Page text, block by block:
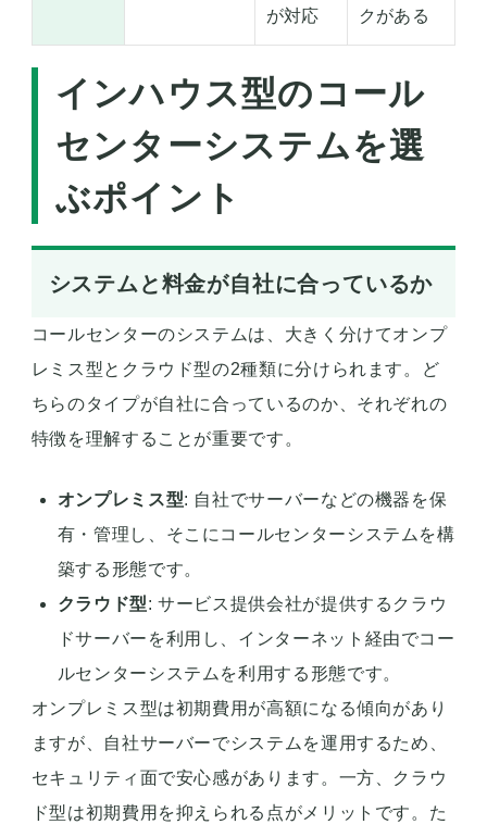
が対応 クがある
インハウス型のコール
センターシステムを選
ぶポイント
システムと料金が自社に合っているか
コールセンターのシステムは、大きく分けてオンプ
レミス型とクラウド型の2種類に分けられます。ど
ちらのタイプが自社に合っているのか、それぞれの
特徴を理解することが重要です。
オンプレミス型: 自社でサーバーなどの機器を保
有・管理し、そこにコールセンターシステムを構
築する形態です。
クラウド型: サービス提供会社が提供するクラウ
ドサーバーを利用し、インターネット経由でコー
ルセンターシステムを利用する形態です。
オンプレミス型は初期費用が高額になる傾向があり
ますが、自社サーバーでシステムを運用するため、
セキュリティ面で安心感があります。一方、クラウ
ド型は初期費用を抑えられる点がメリットです。た